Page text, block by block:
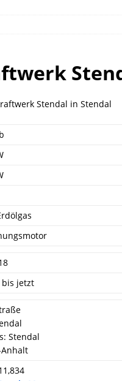
Stendal in Stendal
bis jetzt
Stendal